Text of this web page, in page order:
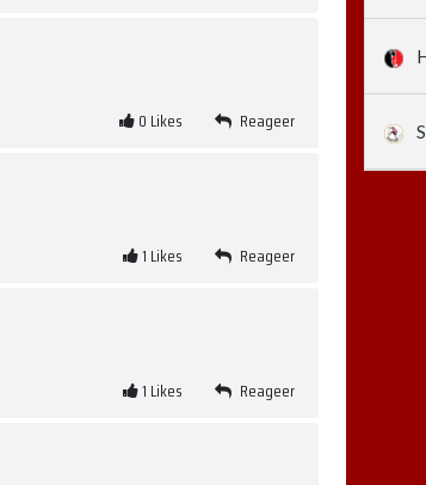
0 Likes Reageer
1 Likes Reageer
1 Likes Reageer